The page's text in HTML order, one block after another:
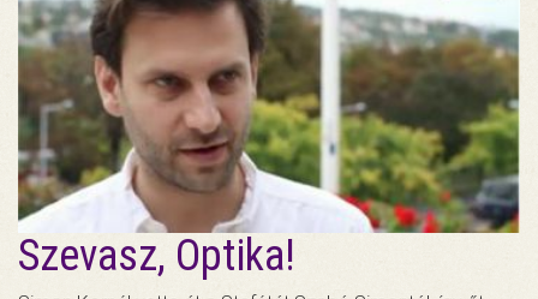
Szevasz, Optika!